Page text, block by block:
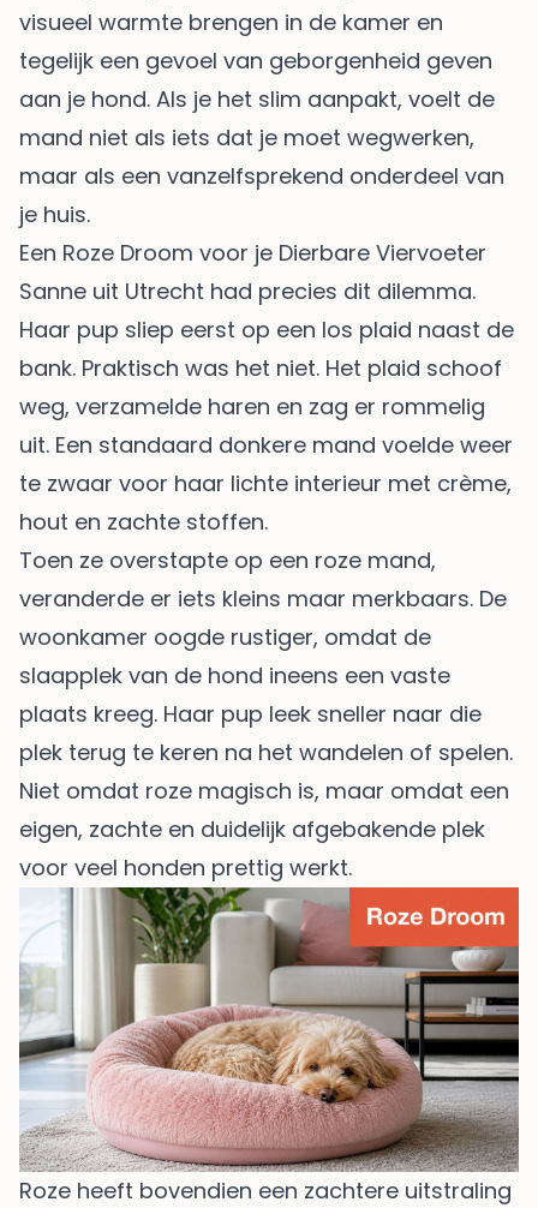
visueel warmte brengen in de kamer en
tegelijk een gevoel van geborgenheid geven
aan je hond. Als je het slim aanpakt, voelt de
mand niet als iets dat je moet wegwerken,
maar als een vanzelfsprekend onderdeel van
je huis.
Een Roze Droom voor je Dierbare Viervoeter
Sanne uit Utrecht had precies dit dilemma.
Haar pup sliep eerst op een los plaid naast de
bank. Praktisch was het niet. Het plaid schoof
weg, verzamelde haren en zag er rommelig
uit. Een standaard donkere mand voelde weer
te zwaar voor haar lichte interieur met crème,
hout en zachte stoffen.
Toen ze overstapte op een roze mand,
veranderde er iets kleins maar merkbaars. De
woonkamer oogde rustiger, omdat de
slaapplek van de hond ineens een vaste
plaats kreeg. Haar pup leek sneller naar die
plek terug te keren na het wandelen of spelen.
Niet omdat roze magisch is, maar omdat een
eigen, zachte en duidelijk afgebakende plek
voor veel honden prettig werkt.
Roze heeft bovendien een zachtere uitstraling